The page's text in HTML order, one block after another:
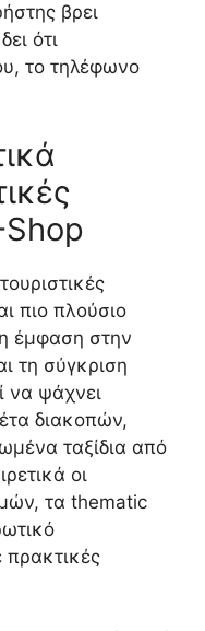
βρει
ότι
το τηλέφωνο
Shop
πιο πλούσιο
έμφαση στην
τη σύγκριση
να ψάχνει
διακοπών,
ταξίδια από
οι
τα thematic